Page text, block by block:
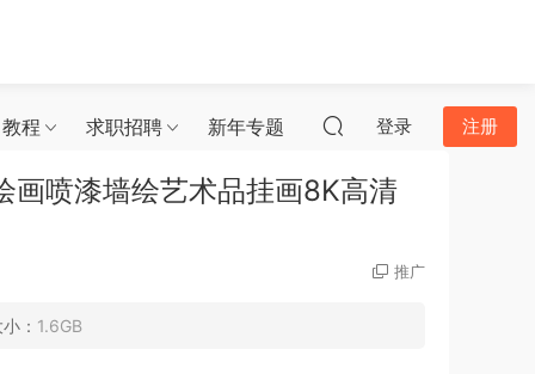
程 求职招聘 新年专题 登录 注册
喷漆墙绘艺术品挂画8K高清
推广
： 1.6GB